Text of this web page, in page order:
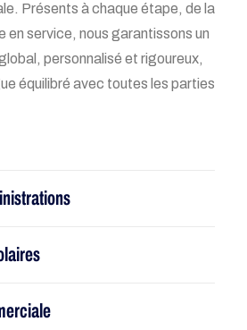
Présents à chaque étape, de la
en service, nous garantissons un
personnalisé et rigoureux,
équilibré avec toutes les parties